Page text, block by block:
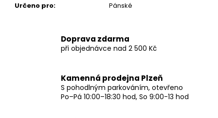
Určeno pro: Pánské
Doprava zdarma
při objednávce nad 2 500 Kč
Kamenná prodejna Plzeň
S pohodlným parkováním, otevřeno
Po–Pá 10:00–18:30 hod, So 9:00-13 hod